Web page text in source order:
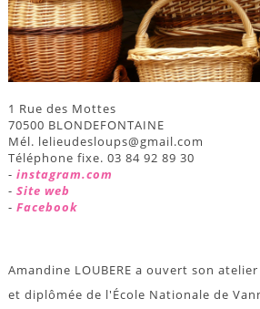
1 Rue des Mottes
70500 BLONDEFONTAINE
Mél. lelieudesloups@gmail.com
Téléphone fixe. 03 84 92 89 30
- instagram.com
- Site web
- Facebook
Amandine LOUBERE a ouvert son
et diplômée de l'École Nationale de